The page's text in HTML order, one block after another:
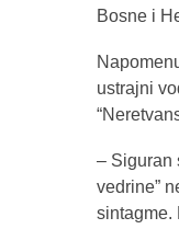
Bosne i
ustrajni
– Siguran
vedrine”
sintagme.